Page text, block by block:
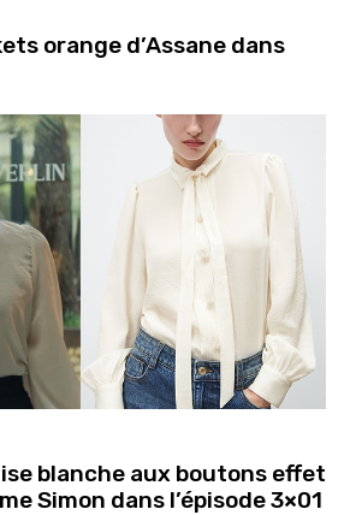
orange d’Assane dans
blanche aux boutons effet
Simon dans l’épisode 3×01